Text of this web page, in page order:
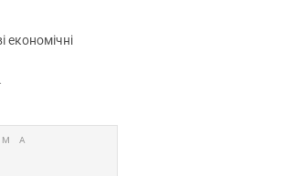
економічні